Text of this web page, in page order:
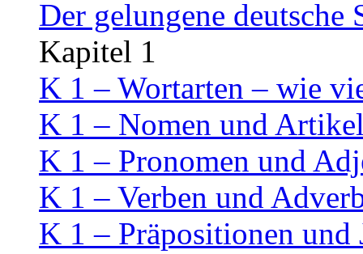
Der gelungene deutsche
Kapitel 1
K 1 – Wortarten – wie
K 1 – Nomen und
K 1 – Pronomen und
K 1 – Verben und
K 1 – Präpositionen und